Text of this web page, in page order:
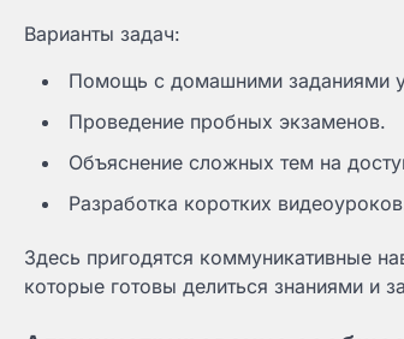
Варианты задач:
Помощь с домашними заданиями
Проведение пробных экзаменов.
Объяснение сложных тем на
Разработка коротких
Здесь пригодятся коммуникативные
которые готовы делиться знаниями и